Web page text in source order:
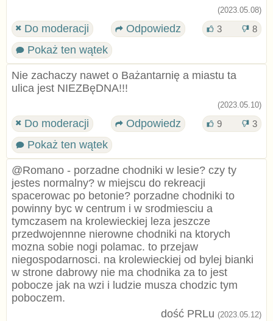
(2023.05.08)
Do moderacji Odpowiedz 3 8
Pokaż ten wątek
Nie zachaczy nawet o Bażantarnię a miastu ta
ulica jest NIEZBęDNA!!!
(2023.05.10)
Do moderacji Odpowiedz 9 3
Pokaż ten wątek
@Romano - porzadne chodniki w lesie? czy ty
jestes normalny? w miejscu do rekreacji
spacerowac po betonie? porzadne chodniki to
powinny byc w centrum i w srodmiesciu a
tymczasem na krolewieckiej leza jeszcze
przedwojennne nierowne chodniki na ktorych
mozna sobie nogi polamac. to przejaw
niegospodarnosci. na krolewieckiej od bylej bianki
w strone dabrowy nie ma chodnika za to jest
pobocze jak na wzi i ludzie musza chodzic tym
poboczem.
dość PRLu (2023.05.12)